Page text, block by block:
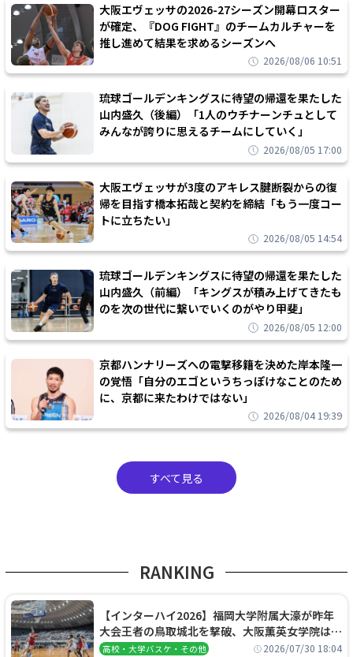
大阪エヴェッサの2026-27シーズン開幕ロスター
が確定、『DOG FIGHT』のチームカルチャーを
推し進めて結果を求めるシーズンへ
2026/08/06 10:51
琉球ゴールデンキングスに待望の帰還を果たした
山内盛久（後編）「1人のウチナーンチュとして
みんなが誇りに思えるチームにしていく」
2026/08/05 17:00
大阪エヴェッサが3度のアキレス腱断裂からの復
帰を目指す橋本拓哉と契約を締結「もう一度コー
トに立ちたい」
2026/08/05 14:54
琉球ゴールデンキングスに待望の帰還を果たした
山内盛久（前編）「キングスが積み上げてきたも
のを次の世代に繋いでいくのがやり甲斐」
2026/08/05 12:00
京都ハンナリーズへの電撃移籍を決めた岸本隆一
の覚悟「自分のエゴというちっぽけなことのため
に、京都に来たわけではない」
2026/08/04 19:39
すべて見る
RANKING
【インターハイ2026】福岡大学附属大濠が昨年
大会王者の鳥取城北を撃破、大阪薫英女学院は岐
阜女子に完勝、大会3日目試合結果
高校・大学バスケ・その他 2026/07/30 18:04